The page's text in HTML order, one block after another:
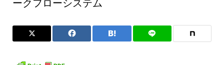
ークフローシステム